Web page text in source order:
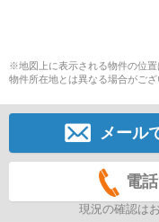
※地図上に表示される物件の位
物件所在地とは異なる場合がござ
メール
電
現況の確認は